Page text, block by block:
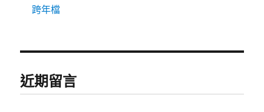
跨年檔
近期留言